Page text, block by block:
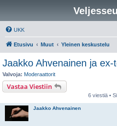
UKK
Etusivu Muut Yleinen keskustelu
Jaakko Ahvenainen ja
Valvoja: Moderaattorit
Vastaa Viestiin
6 viestiä •
Jaakko Ahvenainen